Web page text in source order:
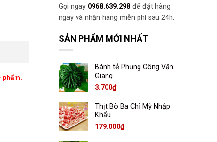
Gọi ngay 0968.639.298 để đặt hàng
ngay và nhận hàng miễn phí sau 24h.
SẢN PHẨM MỚI NHẤT
Bánh tẻ Phụng Công Văn
Giang
3.700₫
Thịt Bò Ba Chỉ Mỹ Nhập
Khẩu
179.000₫
phẩm.